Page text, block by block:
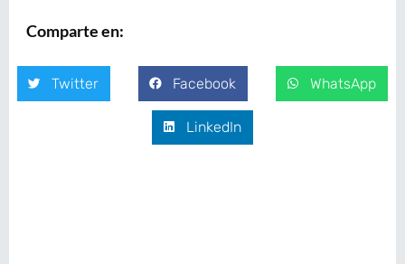
Comparte en:
Twitter Facebook WhatsApp
LinkedIn